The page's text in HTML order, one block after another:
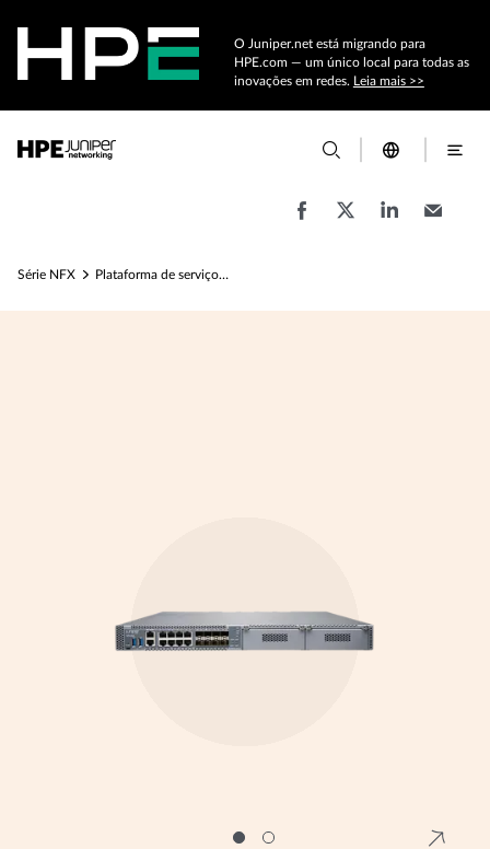
O Juniper.net está migrando para
HPE.com — um único local para todas as
inovações em redes. Leia mais >>
Série NFX Plataforma de serviços de rede NFX350